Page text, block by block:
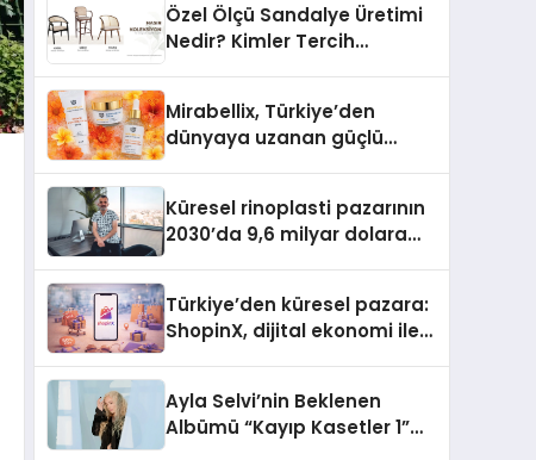
Özel Ölçü Sandalye Üretimi
Nedir? Kimler Tercih
Mirabellix, Türkiye’den
dünyaya uzanan güçlü
Küresel rinoplasti pazarının
2030’da 9,6 milyar dolara
Türkiye’den küresel pazara:
ShopinX, dijital ekonomi ile
Ayla Selvi’nin Beklenen
Albümü “Kayıp Kasetler 1”